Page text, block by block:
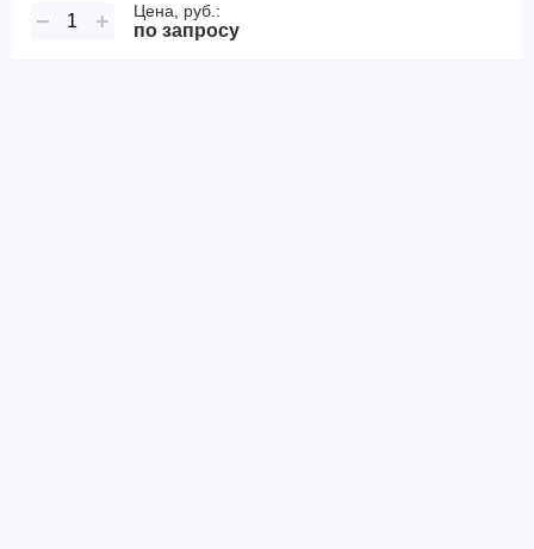
− + Цена, руб.:
по запросу